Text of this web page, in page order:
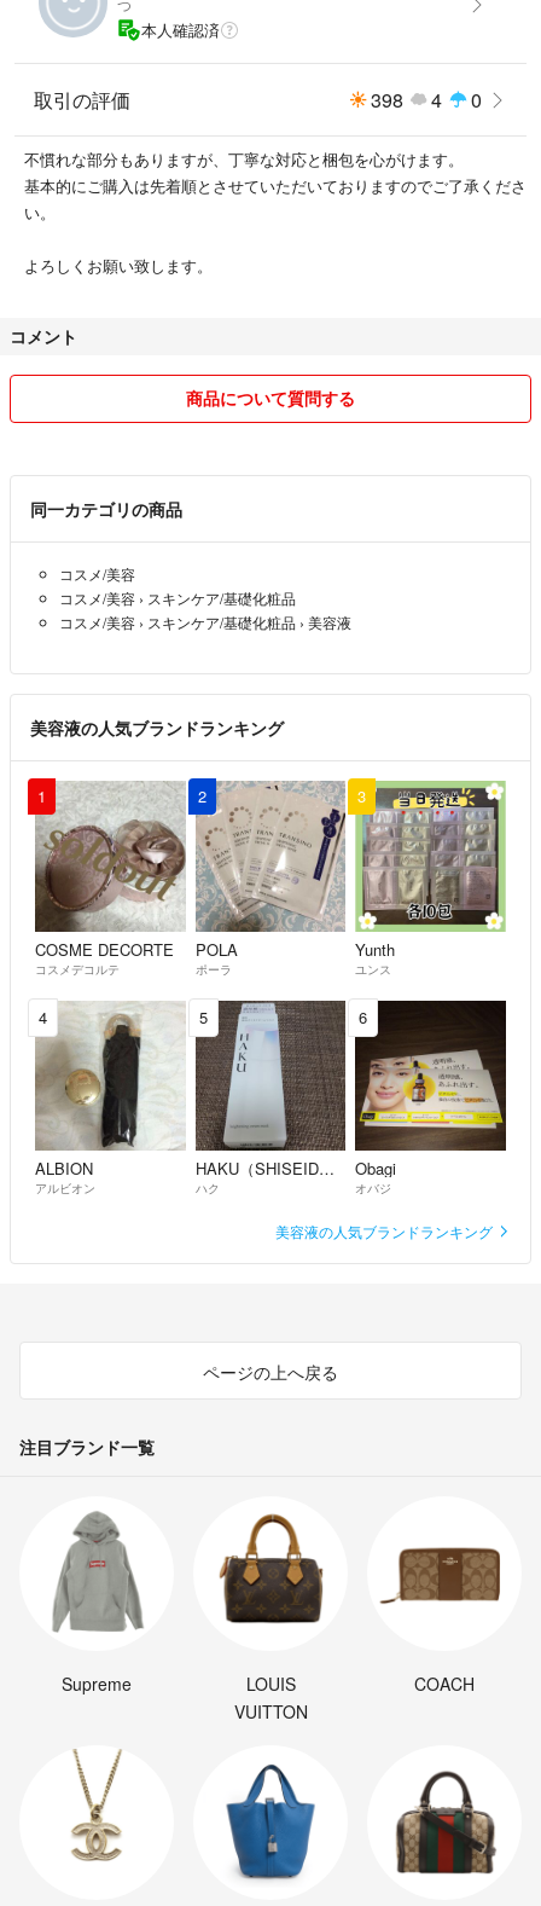
つ
本人確認済
取引の評価 398 4 0
不慣れな部分もありますが、丁寧な対応と梱包を心がけます。
基本的にご購入は先着順とさせていただいておりますのでご了承くださ
い。
よろしくお願い致します。
コメント
商品について質問する
同一カテゴリの商品
コスメ/美容
コスメ/美容 › スキンケア/基礎化粧品
コスメ/美容 › スキンケア/基礎化粧品 › 美容液
美容液の人気ブランドランキング
1
COSME DECORTE
コスメデコルテ
2
POLA
ポーラ
3
Yunth
ユンス
4
ALBION
アルビオン
5
HAKU（SHISEIDO）
ハク
6
Obagi
オバジ
美容液の人気ブランドランキング
ページの上へ戻る
注目ブランド一覧
Supreme
LOUIS
VUITTON
COACH